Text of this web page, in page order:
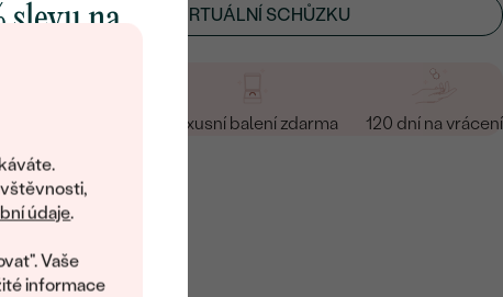
údaje.
Vaše
informace
SI OSOBNÍ ČI VIRTUÁLNÍ SCHŮZKU
Luxusní balení zdarma 120 dní na vrácení
slevu na
Eppi.
vám obratem
na váš první